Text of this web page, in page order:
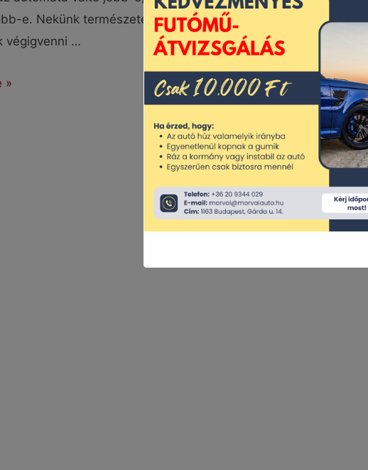
e. Nekünk természetesen nem célunk állást foglalni,
végigvenni …
»